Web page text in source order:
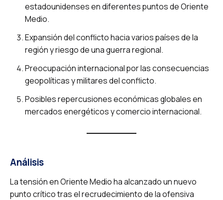
estadounidenses en diferentes puntos de Oriente
Medio.
Expansión del conflicto hacia varios países de la
región y riesgo de una guerra regional.
Preocupación internacional por las consecuencias
geopolíticas y militares del conflicto.
Posibles repercusiones económicas globales en
mercados energéticos y comercio internacional.
Análisis
La tensión en Oriente Medio ha alcanzado un nuevo
punto crítico tras el recrudecimiento de la ofensiva